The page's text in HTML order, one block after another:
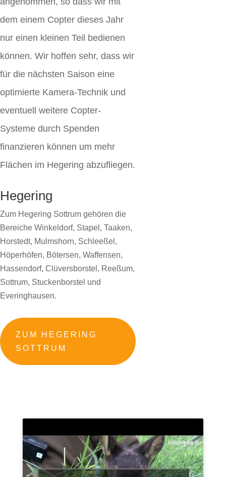
dem einem Copter dieses Jahr
nur einen kleinen Teil bedienen
können. Wir hoffen sehr, dass wir
für die nächsten Saison eine
optimierte Kamera-Technik und
eventuell weitere Copter-
Systeme durch Spenden
finanzieren können um mehr
Flächen im Hegering abzufliegen.
Hegering
Zum Hegering Sottrum gehören die
Bereiche Winkeldorf, Stapel, Taaken,
Horstedt, Mulmshorn, Schleeßel,
Höperhöfen, Bötersen, Waffensen,
Hassendorf, Clüversborstel, Reeßum,
Sottrum, Stuckenborstel und
Everinghausen.
ZUM HEGERING
SOTTRUM